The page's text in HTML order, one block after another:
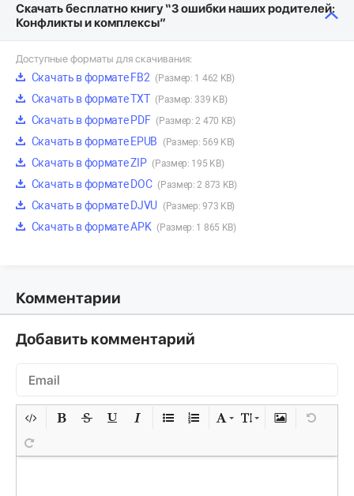
Скачать бесплатно книгу “3 ошибки наших родителей:
Конфликты и комплексы”
Доступные форматы для скачивания:
Скачать в формате FB2 (Размер: 1 462 KB)
Скачать в формате TXT (Размер: 339 KB)
Скачать в формате PDF (Размер: 2 470 KB)
Скачать в формате EPUB (Размер: 569 KB)
Скачать в формате ZIP (Размер: 195 KB)
Скачать в формате DOC (Размер: 2 873 KB)
Скачать в формате DJVU (Размер: 973 KB)
Скачать в формате APK (Размер: 1 865 KB)
Комментарии
Добавить комментарий